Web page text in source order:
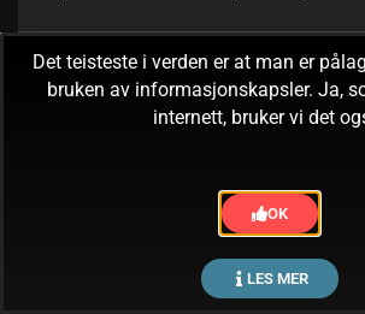
8. juli, 2017 Ingen kommentarer
Det teisteste i verden er at man er
bruken av informasjonskapsler. Ja,
internett, bruker vi det
OK
LES MER